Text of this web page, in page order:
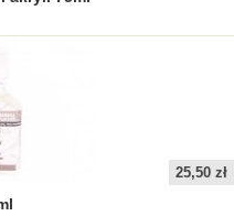
25,50 zł